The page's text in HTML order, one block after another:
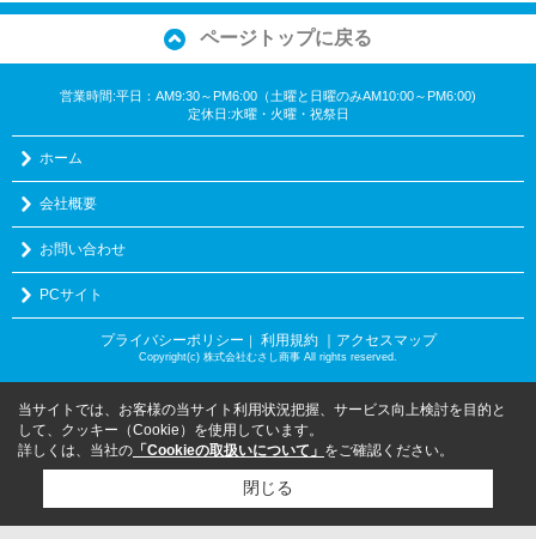
ページトップに戻る
営業時間:平日：AM9:30～PM6:00（土曜と日曜のみAM10:00～PM6:00)
定休日:水曜・火曜・祝祭日
ホーム
会社概要
お問い合わせ
PCサイト
プライバシーポリシー 利用規約 ｜アクセスマップ
Copyright(c) 株式会社むさし商事 All rights reserved.
当サイトでは、お客様の当サイト利用状況把握、サービス向上検討を目的と
して、クッキー（Cookie）を使用しています。
詳しくは、当社の 「Cookieの取扱いについて」 をご確認ください。
閉じる